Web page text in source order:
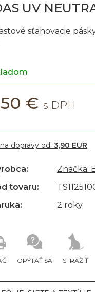
UV
€
sťahovacie
OPÝTAŤ SA STRÁŽIŤ
dopravy od: 3,90 EUR
Značka:
tovaru:
2 roky